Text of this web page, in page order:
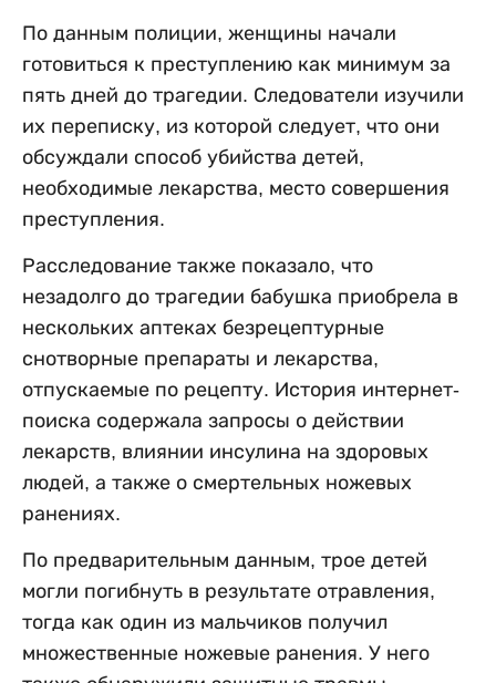
По данным полиции, женщины начали
готовиться к преступлению как минимум за
пять дней до трагедии. Следователи изучили
их переписку, из которой следует, что они
обсуждали способ убийства детей,
необходимые лекарства, место совершения
преступления.
Расследование также показало, что
незадолго до трагедии бабушка приобрела в
нескольких аптеках безрецептурные
снотворные препараты и лекарства,
отпускаемые по рецепту. История интернет-
поиска содержала запросы о действии
лекарств, влиянии инсулина на здоровых
людей, а также о смертельных ножевых
ранениях.
По предварительным данным, трое детей
могли погибнуть в результате отравления,
тогда как один из мальчиков получил
множественные ножевые ранения. У него